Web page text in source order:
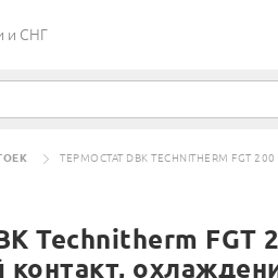
и СНГ
ТЕРМОСТАТ DBK TECHNITHERM
Technitherm FGT